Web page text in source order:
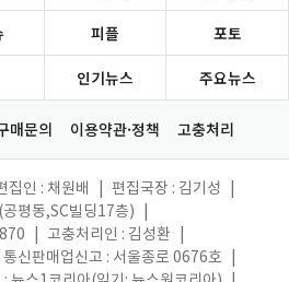
피플 포토
인기뉴스 주요뉴스
매문의 이용약관·정책 고충처리
집인 : 채원배 편집국장 : 김기성
평동,SC빌딩17층)
고충처리인 : 김성환
통신판매업신고 : 서울종로 0676호